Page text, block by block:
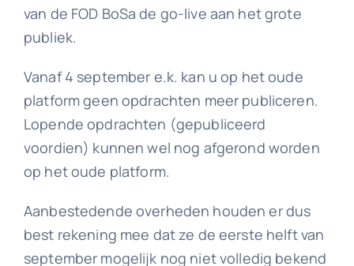
van de FOD BoSa de go-live aan het grote
publiek.
Vanaf 4 september e.k. kan u op het oude
platform geen opdrachten meer publiceren.
Lopende opdrachten (gepubliceerd
voordien) kunnen wel nog afgerond worden
op het oude platform.
Aanbestedende overheden houden er dus
best rekening mee dat ze de eerste helft van
september mogelijk nog niet volledig bekend